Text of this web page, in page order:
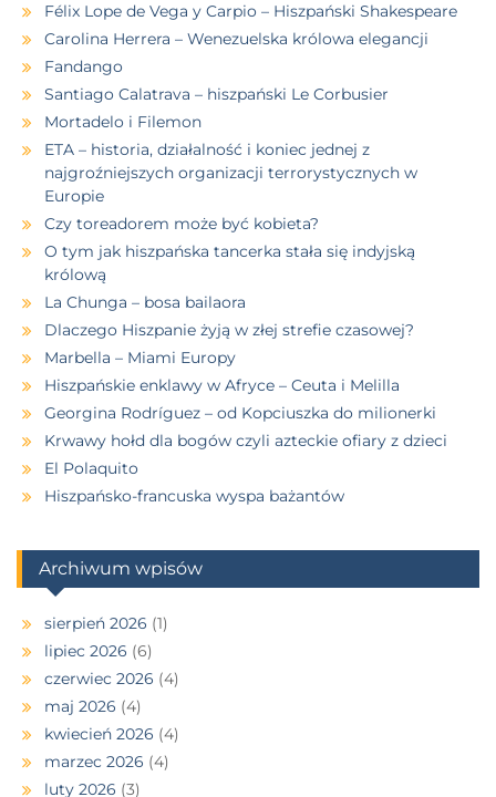
Félix Lope de Vega y Carpio – Hiszpański Shakespeare
Carolina Herrera – Wenezuelska królowa elegancji
Fandango
Santiago Calatrava – hiszpański Le Corbusier
Mortadelo i Filemon
ETA – historia, działalność i koniec jednej z
najgroźniejszych organizacji terrorystycznych w
Europie
Czy toreadorem może być kobieta?
O tym jak hiszpańska tancerka stała się indyjską
królową
La Chunga – bosa bailaora
Dlaczego Hiszpanie żyją w złej strefie czasowej?
Marbella – Miami Europy
Hiszpańskie enklawy w Afryce – Ceuta i Melilla
Georgina Rodríguez – od Kopciuszka do milionerki
Krwawy hołd dla bogów czyli azteckie ofiary z dzieci
El Polaquito
Hiszpańsko-francuska wyspa bażantów
Archiwum wpisów
sierpień 2026 (1)
lipiec 2026 (6)
czerwiec 2026 (4)
maj 2026 (4)
kwiecień 2026 (4)
marzec 2026 (4)
luty 2026 (3)